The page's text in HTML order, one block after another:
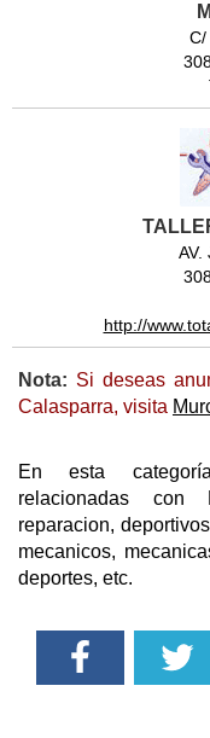
C/
AV.
http://
Nota: Si deseas
Calasparra, visita
En esta
relacionadas con
reparacion,
mecanicos,
deportes, etc.